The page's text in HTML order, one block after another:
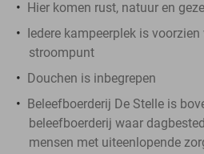
Hier komen rust, natuur en
Iedere kampeerplek is voorzien
stroompunt
Douchen is inbegrepen
Beleefboerderij De Stelle is
beleefboerderij waar
mensen met uiteenlopende